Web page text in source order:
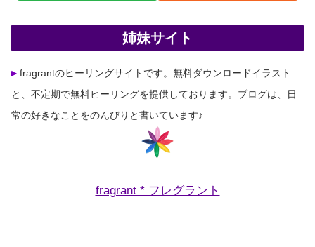
姉妹サイト
fragrantのヒーリングサイトです。無料ダウンロードイラスト
と、不定期で無料ヒーリングを提供しております。ブログは、日
常の好きなことをのんびりと書いています♪
fragrant * フレグラント